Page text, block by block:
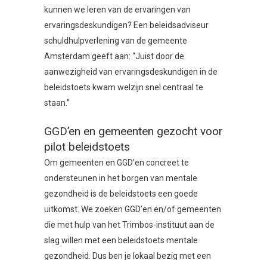
kunnen we leren van de ervaringen van
ervaringsdeskundigen? Een beleidsadviseur
schuldhulpverlening van de gemeente
Amsterdam geeft aan: “Juist door de
aanwezigheid van ervaringsdeskundigen in de
beleidstoets kwam welzijn snel centraal te
staan.”
GGD’en en gemeenten gezocht voor
pilot beleidstoets
Om gemeenten en GGD’en concreet te
ondersteunen in het borgen van mentale
gezondheid is de beleidstoets een goede
uitkomst. We zoeken GGD’en en/of gemeenten
die met hulp van het Trimbos-instituut aan de
slag willen met een beleidstoets mentale
gezondheid. Dus ben je lokaal bezig met een